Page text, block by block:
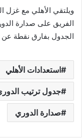
ويلتقي الأهلي مع غزل
الفريق على صدارة
الجدول بفارق نقطة عن
استعدادات الأهلي
جدول ترتيب
صدارة الدوري